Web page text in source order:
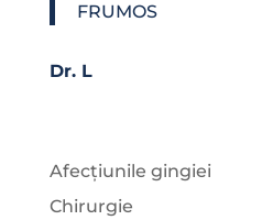
FRUMOS
Dr. L
Afecțiunile gingiei
Chirurgie